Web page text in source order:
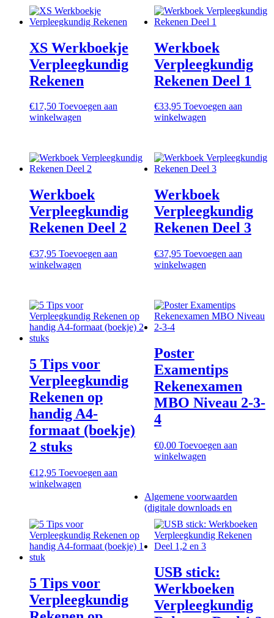
XS Werkboekje
Verpleegkundig
Rekenen
€17,50 Toevoegen aan
winkelwagen
Werkboek
Verpleegkundig
Rekenen Deel 1
€33,95 Toevoegen aan
winkelwagen
Werkboek
Verpleegkundig
Rekenen Deel 2
€37,95 Toevoegen aan
winkelwagen
Werkboek
Verpleegkundig
Rekenen Deel 3
€37,95 Toevoegen aan
winkelwagen
5 Tips voor
Verpleegkundig
Rekenen op
handig A4-
formaat (boekje)
2 stuks
€12,95 Toevoegen aan
winkelwagen
Poster
Examentips
Rekenexamen
MBO Niveau 2-3-
4
€0,00 Toevoegen aan
winkelwagen
5 Tips voor
Verpleegkundig
USB stick:
Werkboeken
Verpleegkundig
Algemene voorwaarden
(digitale downloads en